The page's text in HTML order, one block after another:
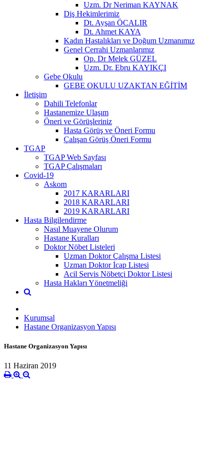
Uzm. Dr Neriman KAYNAK
Diş Hekimlerimiz
Dt. Ayşan ÖCALIR
Dt. Ahmet KAYA
Kadın Hastalıkları ve Doğum Uzmanımız
Genel Cerrahi Uzmanlarımız
Op. Dr Melek GÜZEL
Uzm. Dr. Ebru KAYIKÇI
Gebe Okulu
GEBE OKULU UZAKTAN EĞİTİM
İletişim
Dahili Telefonlar
Hastanemize Ulaşım
Öneri ve Görüşleriniz
Hasta Görüş ve Öneri Formu
Çalışan Görüş Öneri Formu
TGAP
TGAP Web Sayfası
TGAP Çalışmaları
Covid-19
Askom
2017 KARARLARI
2018 KARARLARI
2019 KARARLARI
Hasta Bilgilendirme
Nasıl Muayene Olurum
Hastane Kuralları
Doktor Nöbet Listeleri
Uzman Doktor Çalışma Listesi
Uzman Doktor İcap Listesi
Acil Servis Nöbetçi Doktor Listesi
Hasta Hakları Yönetmeliği
Kurumsal
Hastane Organizasyon Yapısı
Hastane Organizasyon Yapısı
11 Haziran 2019